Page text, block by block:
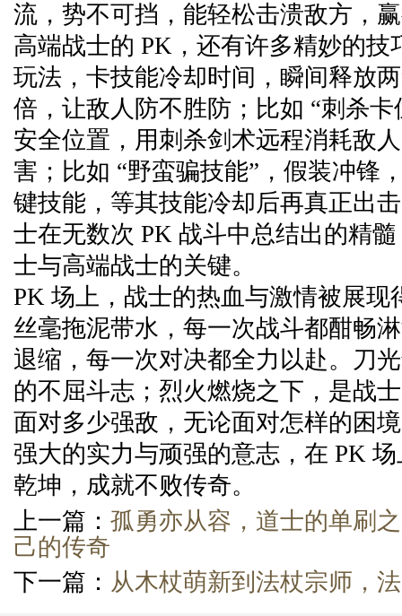
流，势不可挡，能轻松击溃敌方，
高端战士的 PK，还有许多精妙的技
玩法，卡技能冷却时间，瞬间释放
倍，让敌人防不胜防；比如 “刺杀卡
安全位置，用刺杀剑术远程消耗敌
害；比如 “野蛮骗技能”，假装冲锋
键技能，等其技能冷却后再真正出
士在无数次 PK 战斗中总结出的精
士与高端战士的关键。
PK 场上，战士的热血与激情被展现
丝毫拖泥带水，每一次战斗都酣畅
退缩，每一次对决都全力以赴。刀
的不屈斗志；烈火燃烧之下，是战
面对多少强敌，无论面对怎样的困
强大的实力与顽强的意志，在 PK
乾坤，成就不败传奇。
上一篇： 孤勇亦从容，道士的单刷
己的传奇
下一篇： 从木杖萌新到法杖宗师，